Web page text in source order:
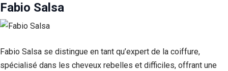
Fabio Salsa
Fabio Salsa se distingue en tant qu’expert de la coiffure,
spécialisé dans les cheveux rebelles et difficiles, offrant une